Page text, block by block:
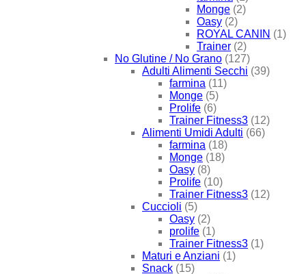
Monge (2)
Oasy (2)
ROYAL CANIN (1)
Trainer (2)
No Glutine / No Grano (127)
Adulti Alimenti Secchi (39)
farmina (11)
Monge (5)
Prolife (6)
Trainer Fitness3 (12)
Alimenti Umidi Adulti (66)
farmina (18)
Monge (18)
Oasy (8)
Prolife (10)
Trainer Fitness3 (12)
Cuccioli (5)
Oasy (2)
prolife (1)
Trainer Fitness3 (1)
Maturi e Anziani (1)
Snack (15)